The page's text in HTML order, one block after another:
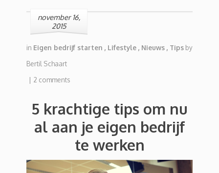
november 16,
2015
in Eigen bedrijf starten , Lifestyle , Nieuws , Tips by
Bertil Schaart
| 2 comments
5 krachtige tips om nu
al aan je eigen bedrijf
te werken